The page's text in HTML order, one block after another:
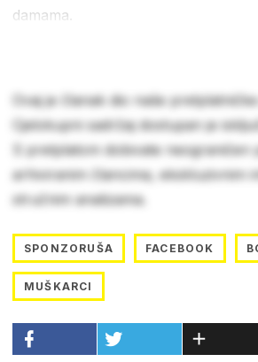
damama.
Ovaj je članak dio naše
Cjelokupni sadržaj dostupan je
S pretplatom dobivate neograničen
arhiviranim člancima, ekskluzivnim
stručnim analizama.
SPONZORUŠA FACEBOOK
MUŠKARCI